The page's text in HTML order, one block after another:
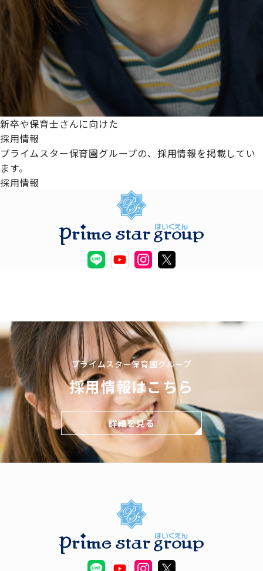
新卒や保育士さんに向けた
採用情報
プライムスター保育園グループの、採用情報を掲載してい
ます。
採用情報
プライムスター保育園グループ
採用情報はこちら
詳細を見る